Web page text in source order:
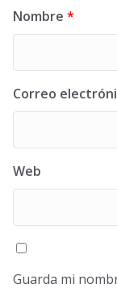
Nombre *
Correo
Web
Guarda mi